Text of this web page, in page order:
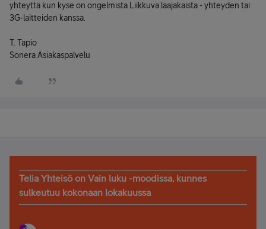
yhteyttä kun kyse on ongelmista Liikkuva laajakaista - yhteyden tai
3G-laitteiden kanssa.
T. Tapio
Sonera Asiakaspalvelu
Telia Yhteisö on Vain luku -moodissa, kunnes
sulkeutuu kokonaan lokakuussa